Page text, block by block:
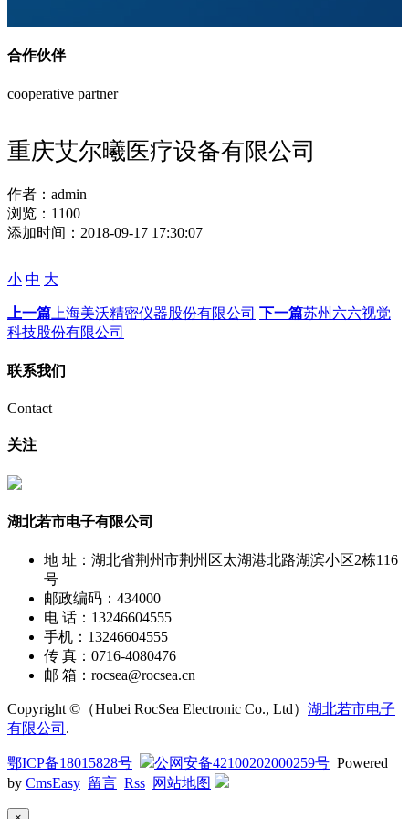
合作伙伴
cooperative partner
重庆艾尔曦医疗设备有限公司
作者： admin
浏览： 1100
添加时间： 2018-09-17 17:30:07
小 中 大
上一篇 上海美沃精密仪器股份有限公司 下一篇苏州六六视觉
科技股份有限公司
联系我们
Contact
关注
湖北若市电子有限公司
地 址：湖北省荆州市荆州区太湖港北路湖滨小区2栋116
号
邮政编码：434000
电 话：13246604555
手机：13246604555
传 真：0716-4080476
邮 箱：rocsea@rocsea.cn
Copyright ©（Hubei RocSea Electronic Co., Ltd） 湖北若市电子
有限公司 .
鄂ICP备18015828号 公网安备42100202000259号 Powered
by CmsEasy 留言 Rss 网站地图